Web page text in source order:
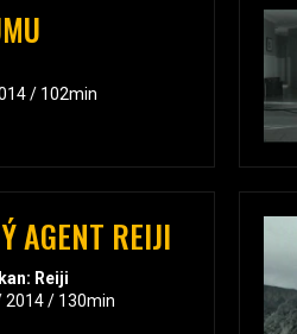
/ 102min
AGENT REIJI
Reiji
2014 / 130min